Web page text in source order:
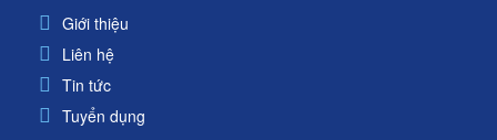
Giới thiệu
Liên hệ
Tin tức
Tuyển dụng